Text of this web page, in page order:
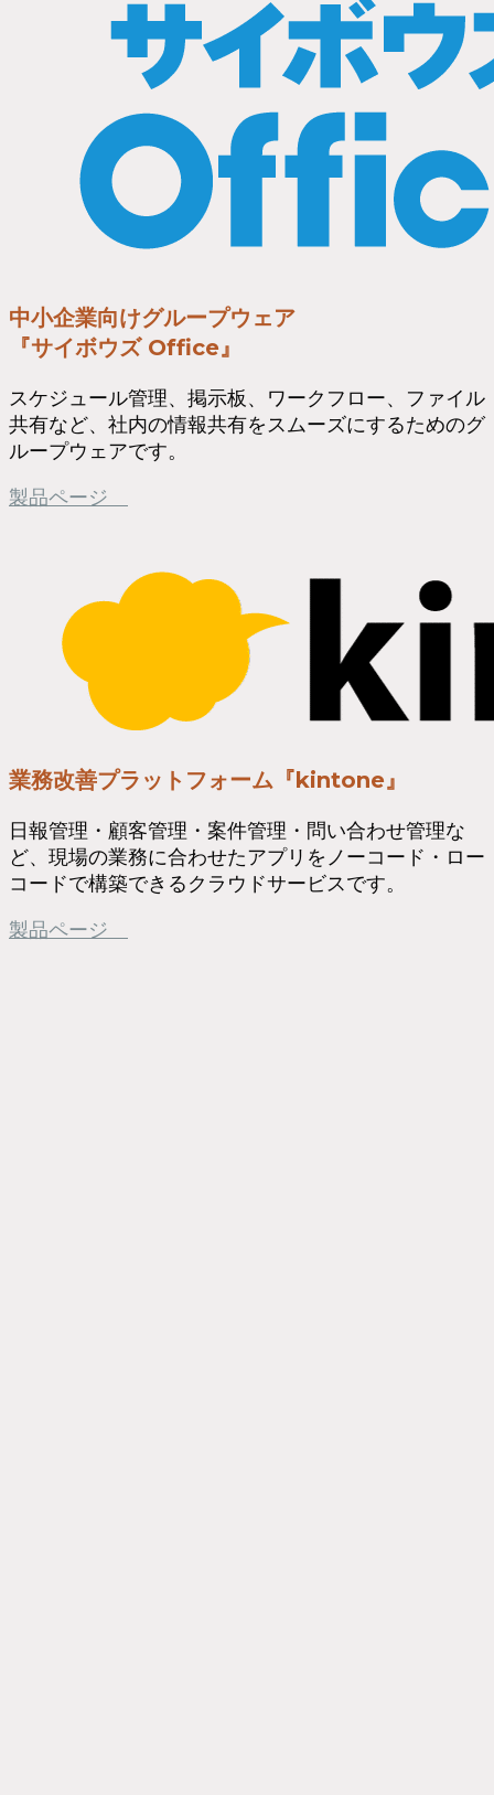
中小企業向けグループウェア
『サイボウズ Office』
スケジュール管理、掲示板、ワークフロー、ファイル
共有など、社内の情報共有をスムーズにするためのグ
ループウェアです。
製品ページ
業務改善プラットフォーム『kintone』
日報管理・顧客管理・案件管理・問い合わせ管理な
ど、現場の業務に合わせたアプリをノーコード・ロー
コードで構築できるクラウドサービスです。
製品ページ